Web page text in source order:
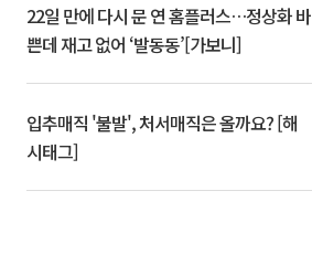
22일 만에 다시 문 연 홈플러스…정상화 바
쁜데 재고 없어 ‘발동동’[가보니]
입추매직 '불발', 처서매직은 올까요? [해
시태그]